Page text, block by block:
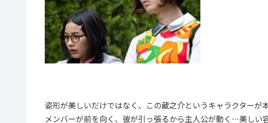
姿形が美しいだけではなく、この蔵之介というキャラクター
メンバーが前を向く、彼が引っ張るから主人公が動く…美しい